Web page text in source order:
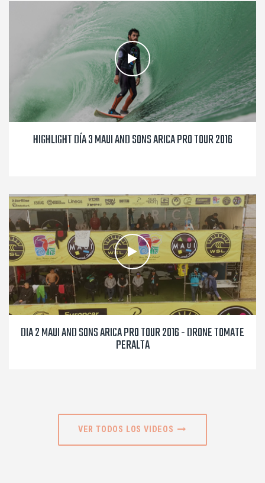
HIGHLIGHT DÍA 3 MAUI AND SONS ARICA PRO TOUR 2016
DIA 2 MAUI AND SONS ARICA PRO TOUR 2016 - DRONE TOMATE
PERALTA
VER TODOS LOS VIDEOS